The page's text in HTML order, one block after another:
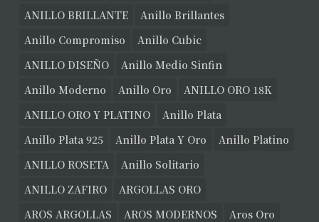
ANILLO BRILLANTE
Anillo Brillantes
Anillo Compromiso
Anillo Cubic
ANILLO DISEÑO
Anillo Medio Sinfin
Anillo Moderno
Anillo Oro
ANILLO ORO 18K
ANILLO ORO Y PLATINO
Anillo Plata
Anillo Plata 925
Anillo Plata Y Oro
Anillo Platino
ANILLO ROSETA
Anillo Solitario
ANILLO ZAFIRO
ARGOLLAS ORO
AROS ARGOLLAS
AROS MODERNOS
Aros Oro